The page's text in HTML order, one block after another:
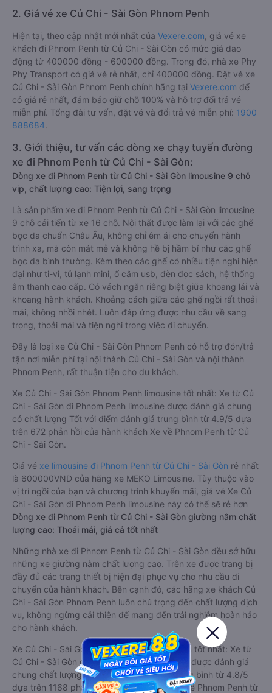
2. Giá vé xe Củ Chi - Sài Gòn Phnom Penh
Hiện tại, theo cập nhật mới nhất của Vexere.com , giá vé xe
khách đi Phnom Penh từ Củ Chi - Sài Gòn có mức giá dao
động từ 400000 đồng - 600000 đồng. Trong đó, nhà xe Phy
Phy Transport có giá vé rẻ nhất, chỉ 400000 đồng. Đặt vé xe
Củ Chi - Sài Gòn Phnom Penh chính hãng tại Vexere.com để
có giá rẻ nhất, đảm bảo giữ chỗ 100% và hỗ trợ đổi trả vé
miễn phí. Tổng đài tư vấn, đặt vé và đổi trả vé miễn phí: 1900
888684.
3. Giới thiệu, tư vấn các dòng xe chạy tuyến đường
xe đi Phnom Penh từ Củ Chi - Sài Gòn:
Dòng xe đi Phnom Penh từ Củ Chi - Sài Gòn limousine 9 chỗ
vip, chất lượng cao: Tiện lợi, sang trọng
Là sản phẩm xe đi Phnom Penh từ Củ Chi - Sài Gòn limousine
9 chỗ cải tiến từ xe 16 chỗ. Nội thất được làm lại với các ghế
bọc da chuẩn Châu Âu, không chỉ êm ái cho chuyến hành
trình xa, mà còn mát mẻ và không hề bị hầm bí như các ghế
bọc da bình thường. Kèm theo các ghế có nhiều tiện nghi hiện
đại như ti-vi, tủ lạnh mini, ổ cắm usb, đèn đọc sách, hệ thống
âm thanh cao cấp. Có vách ngăn riêng biệt giữa khoang lái và
khoang hành khách. Khoảng cách giữa các ghế ngồi rất thoải
mái, không nhồi nhét. Luôn đáp ứng được nhu cầu về sang
trọng, thoải mái và tiện nghi trong việc di chuyển.
Đây là loại xe Củ Chi - Sài Gòn Phnom Penh có hỗ trợ đón/trả
tận nơi miễn phí tại nội thành Củ Chi - Sài Gòn và nội thành
Phnom Penh, rất thuận tiện cho du khách.
Xe Củ Chi - Sài Gòn Phnom Penh limousine tốt nhất: Xe từ Củ
Chi - Sài Gòn đi Phnom Penh limousine được đánh giá chung
có chất lượng Tốt với điểm đánh giá trung bình từ 4.9/5 dựa
trên 672 phản hồi của hành khách Xe về Phnom Penh từ Củ
Chi - Sài Gòn.
Giá vé xe limousine đi Phnom Penh từ Củ Chi - Sài Gòn rẻ nhất
là 600000VND của hãng xe MEKO Limousine. Tùy thuộc vào
vị trí ngồi của bạn và chương trình khuyến mãi, giá vé Xe Củ
Chi - Sài Gòn đi Phnom Penh limousine này có thể sẽ rẻ hơn
Dòng xe đi Phnom Penh từ Củ Chi - Sài Gòn giường nằm chất
lượng cao: Thoải mái, giá cả tốt nhất
Những nhà xe đi Phnom Penh từ Củ Chi - Sài Gòn đều sở hữu
những xe giường nằm chất lượng cao. Trên xe được trang bị
đầy đủ các trang thiết bị hiện đại phục vụ cho nhu cầu di
chuyển của hành khách. Bên cạnh đó, các hãng xe khách Củ
Chi - Sài Gòn Phnom Penh luôn chú trọng đến chất lượng dịch
vụ, không ngừng cải thiện để mang đến trải nghiệm hoàn hảo
cho hành khách.
Xe Củ Chi - Sài Gòn Phnom Penh giường nằm tốt nhất: Xe từ
Củ Chi - Sài Gòn đi Phnom Penh giường nằm được đánh giá
chung chất lượng Tốt với điểm đánh giá trung bình từ 4.8/5
dựa trên 1168 phản hồi của hành khách Xe về Phnom Penh từ